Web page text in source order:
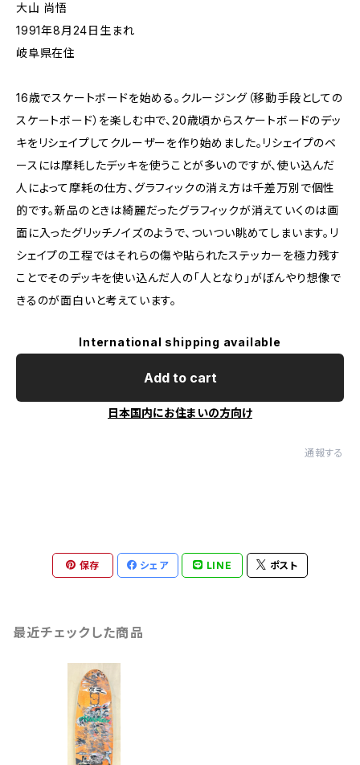
大山 尚悟
1991年8月24日生まれ
岐阜県在住
16歳でスケートボードを始める。クルージング（移動手段としての
スケートボード）を楽しむ中で、20歳頃からスケートボードのデッ
キをリシェイプしてクルーザーを作り始めました。リシェイプのベ
ースには摩耗したデッキを使うことが多いのですが、使い込んだ
人によって摩耗の仕方、グラフィックの消え方は千差万別で個性
的です。新品のときは綺麗だったグラフィックが消えていくのは画
面に入ったグリッチノイズのようで、ついつい眺めてしまいます。リ
シェイプの工程ではそれらの傷や貼られたステッカーを極力残す
ことでそのデッキを使い込んだ人の「人となり」がぼんやり想像で
きるのが面白いと考えています。
International shipping available
Add to cart
日本国内にお住まいの方向け
通報する
保存 シェア LINE ポスト
最近チェックした商品